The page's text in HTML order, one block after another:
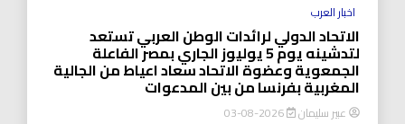
اخبار العرب
الاتحاد الدولي لرائدات الوطن العربي تستعد
لتدشينه يوم 5 يوليوز الجاري بمصر الفاعلة
الجمعوية وعضوة الاتحاد سعاد اعياط من الجالية
المغربية بفرنسا من بين المدعوات
عبير سليمان 2026-08-03